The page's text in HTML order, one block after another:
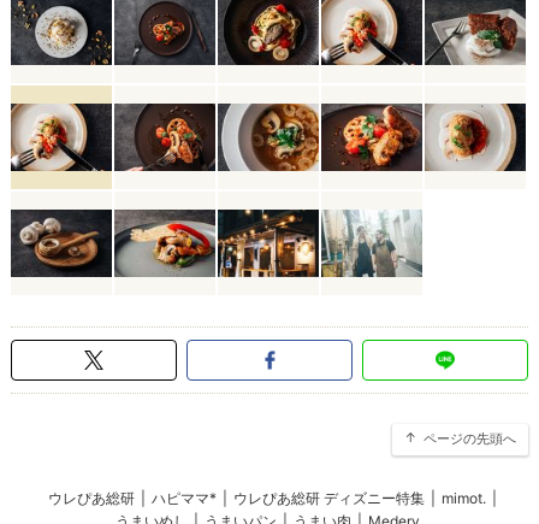
ページの先頭へ
ウレぴあ総研 ハピママ* ウレぴあ総研 ディズニー特集 mimot.